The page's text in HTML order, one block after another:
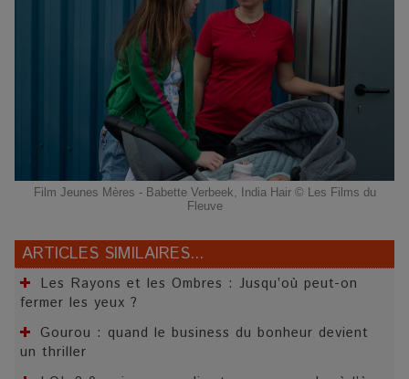
Film Jeunes Mères - Babette Verbeek, India Hair © Les Films du
Fleuve
ARTICLES SIMILAIRES...
Les Rayons et les Ombres : Jusqu’où peut-on
fermer les yeux ?
Gourou : quand le business du bonheur devient
un thriller